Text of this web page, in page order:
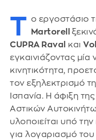
Τ ο εργοστάσιο
Martorell
CUPRA Raval
και
εγκαινιάζοντας μία
κινητικότητα,
τον εξηλεκτρισμό
Ισπανία. H άφιξη
Αστικών
υλοποιείται υπό
για λογαριασμό